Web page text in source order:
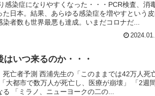
感染症になりやすくなった・・・PCR検査、消
日本。結果、あらゆる感染症を増やすという
者数も世界最悪も達成。いまだコロナだ...
いつ来るのか・・・
亡者予測 西浦先生の「このままでは42万人死
大都市で数万人が死亡し、医療が崩壊」 「2週
「ミラノ、ニューヨークの二の...